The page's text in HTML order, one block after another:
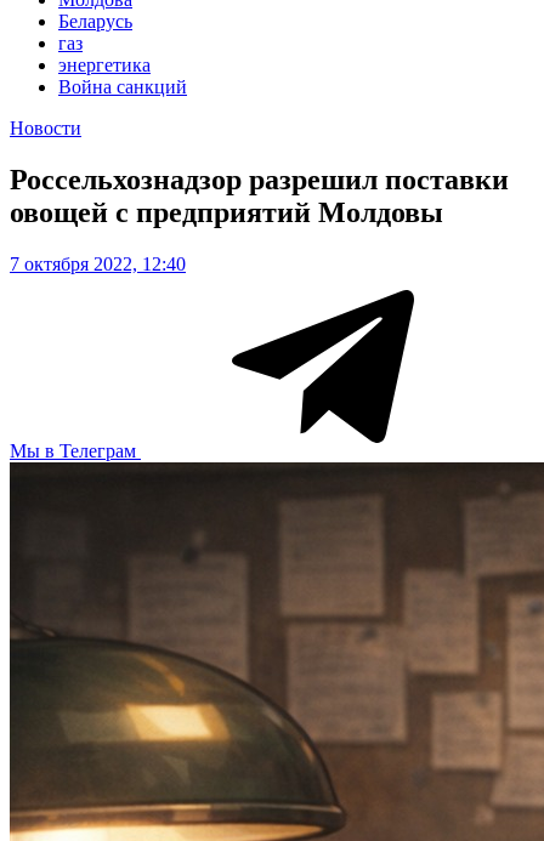
Беларусь
газ
энергетика
Война санкций
Новости
Россельхознадзор разрешил поставки
овощей с предприятий Молдовы
7 октября 2022, 12:40
Мы в Телеграм